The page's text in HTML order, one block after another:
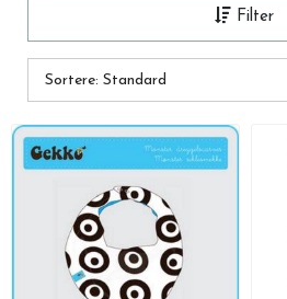
Filter
Sortere: Standard